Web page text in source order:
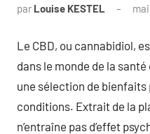
par Louise KESTEL
Le CBD, ou cannabidiol,
dans le monde de la
une sélection de
conditions. Extrait de la
n’entraîne pas d’effet